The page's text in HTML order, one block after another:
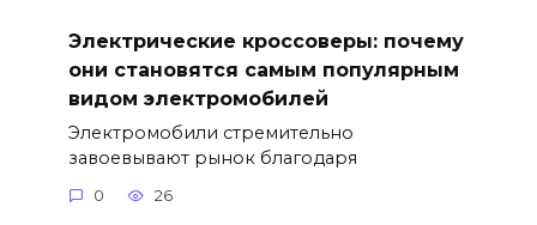
Электрические кроссоверы: почему
они становятся самым популярным
видом электромобилей
Электромобили стремительно
завоевывают рынок благодаря
0 26